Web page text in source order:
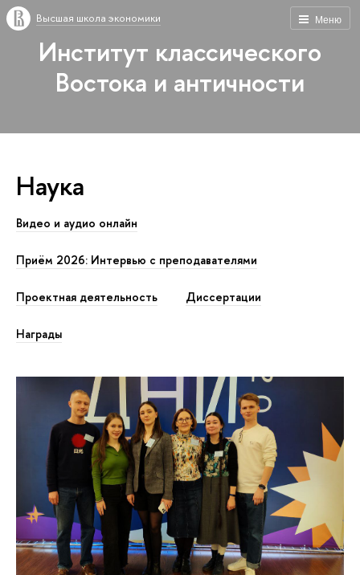
Меню
Высшая школа экономики
Институт классического
Востока и античности
Наука
Видео и аудио онлайн
Приём 2026: Интервью с преподавателями
Проектная деятельность Диссертации
Награды